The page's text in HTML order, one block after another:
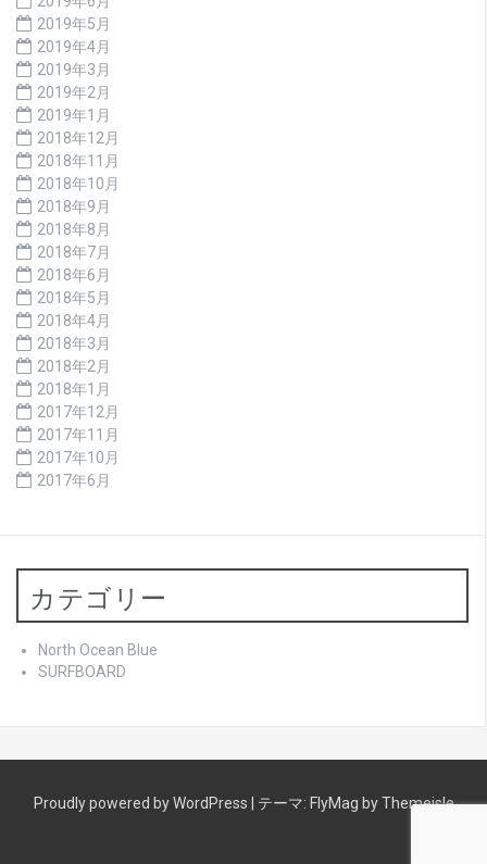
2019年5月
2019年4月
2019年3月
2019年2月
2019年1月
2018年12月
2018年11月
2018年10月
2018年9月
2018年8月
2018年7月
2018年6月
2018年5月
2018年4月
2018年3月
2018年2月
2018年1月
2017年12月
2017年11月
2017年10月
2017年6月
カテゴリー
North Ocean Blue
SURFBOARD
Proudly powered by WordPress テーマ: FlyMag by Themeisle